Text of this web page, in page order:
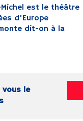
est le théâtre
d'Europe
dit-on à la
! En raison
possible de faire
de granit de
inoubliable !
sont bien
vous le